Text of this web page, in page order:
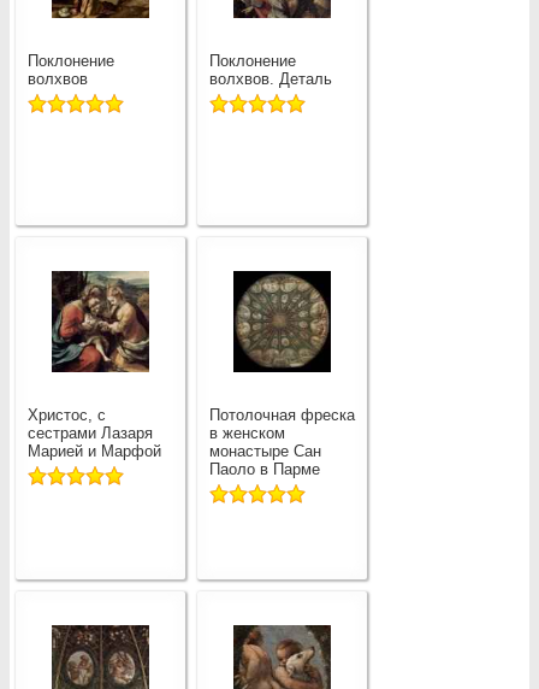
Поклонение
волхвов
Поклонение
волхвов. Деталь
Христос, с
сестрами Лазаря
Марией и Марфой
Потолочная фреска
в женском
монастыре Сан
Паоло в Парме